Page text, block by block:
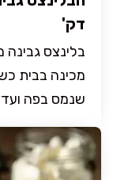
דק'
בלינצס גבינה
מכינה בבית
שנמס בפה